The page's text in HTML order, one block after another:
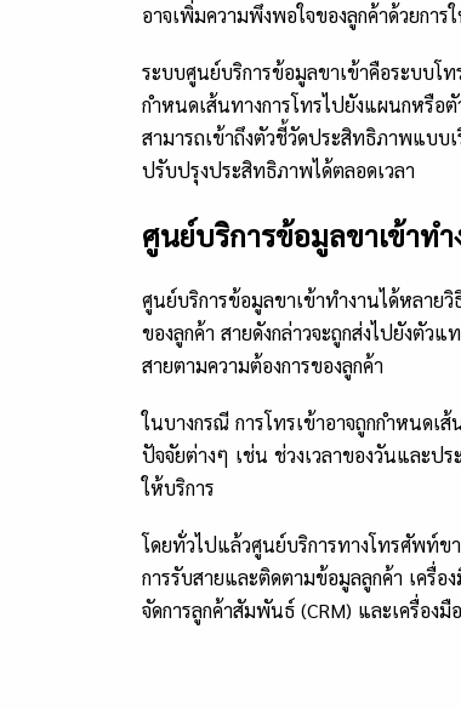
อาจเพิ่มความพึงพอใจของลูกค้าด้วยกา
ระบบศูนย์บริการข้อมูลขาเข้าคือระบบโ
กำหนดเส้นทางการโทรไปยังแผนกหรื
สามารถเข้าถึงตัวชี้วัดประสิทธิภาพแบบ
ปรับปรุงประสิทธิภาพได้ตลอดเวลา
ศูนย์บริการข้อมูลขาเข้าทำ
ศูนย์บริการข้อมูลขาเข้าทำงานได้หลาย
ของลูกค้า สายดังกล่าวจะถูกส่งไปยังตัว
สายตามความต้องการของลูกค้า
ในบางกรณี การโทรเข้าอาจถูกกำหนด
ปัจจัยต่างๆ เช่น ช่วงเวลาของวันและป
ให้บริการ
โดยทั่วไปแล้วศูนย์บริการทางโทรศัพท์ข
การรับสายและติดตามข้อมูลลูกค้า เครื่
จัดการลูกค้าสัมพันธ์ (CRM) และเครื่องมื